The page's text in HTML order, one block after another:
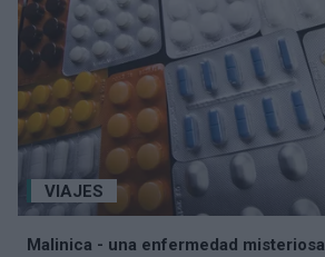
VIAJES
Malinica - una enfermedad misteriosa